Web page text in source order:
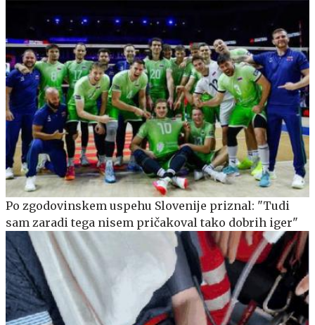
Po zgodovinskem uspehu Slovenije priznal: "Tudi
sam zaradi tega nisem pričakoval tako dobrih iger"